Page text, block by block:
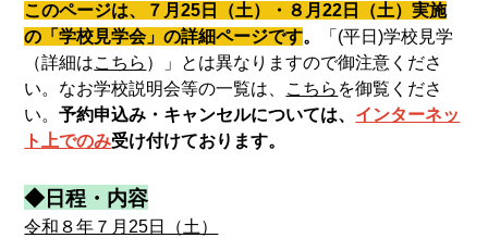
このページは、７月25日（土）・８月22日（土）実施
の「学校見学会」の詳細ページです。
「(平日)学校見学
（詳細はこちら ）」とは異なりますので御注意くださ
い。なお学校説明会等の一覧は、 こちら を御覧くださ
い。予約申込み・キャンセルについては、 インターネッ
ト上でのみ受け付けております。
◆日程・内容
令和８年７月25日（土）